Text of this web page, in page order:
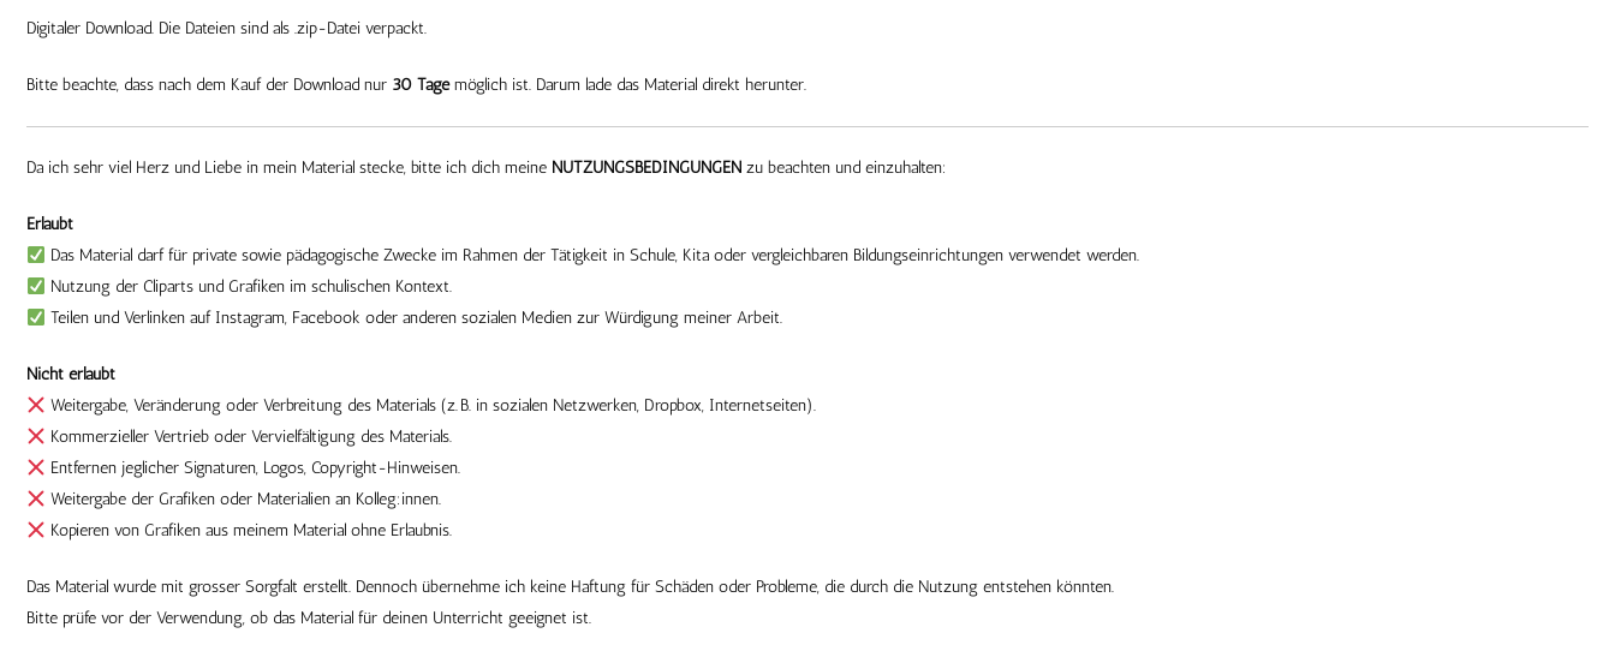
Digitaler Download. Die Dateien sind als .zip-Datei verpackt.
Bitte beachte, dass nach dem Kauf der Download nur 30 Tagemöglich ist. Darum lade das Material direkt herunter.
Da ich sehr viel Herz und Liebe in mein Material stecke, bitte ich dich meine NUTZUNGSBEDINGUNGEN zu beachten und einzuhalten:
Erlaubt
Das Material darf für private sowie pädagogische Zwecke im Rahmen der Tätigkeit in Schule, Kita oder vergleichbaren Bildungseinrichtungen verwendet werden.
Nutzung der Cliparts und Grafiken im schulischen Kontext.
Teilen und Verlinken auf Instagram, Facebook oder anderen sozialen Medien zur Würdigung meiner Arbeit.
Nicht erlaubt
Weitergabe, Veränderung oder Verbreitung des Materials (z. B. in sozialen Netzwerken, Dropbox, Internetseiten).
Kommerzieller Vertrieb oder Vervielfältigung des Materials.
Entfernen jeglicher Signaturen, Logos, Copyright-Hinweisen.
Weitergabe der Grafiken oder Materialien an Kolleg:innen.
Kopieren von Grafiken aus meinem Material ohne Erlaubnis.
Das Material wurde mit grosser Sorgfalt erstellt. Dennoch übernehme ich keine Haftung für Schäden oder Probleme, die durch die Nutzung entstehen könnten.
Bitte prüfe vor der Verwendung, ob das Material für deinen Unterricht geeignet ist.